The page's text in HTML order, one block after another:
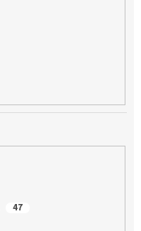
47